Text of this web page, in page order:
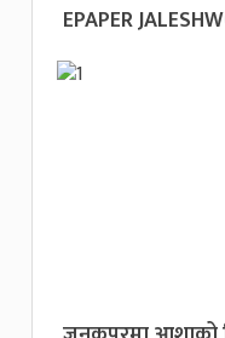
EPAPER